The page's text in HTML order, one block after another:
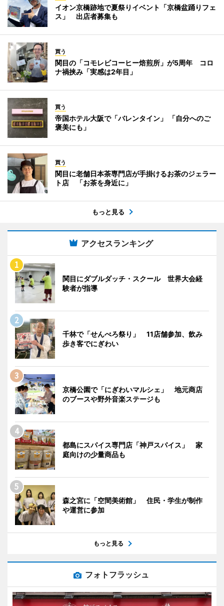
イオン京橋跡地で夏祭りイベント「京橋盆踊りフェ
ス」 出店者募集も
買う
関目の「コモレビコーヒー焙煎所」が5周年 コロ
ナ禍挟み「実感は2年目」
買う
帝国ホテル大阪で「バレンタイン」 「自分へのご
褒美にも」
買う
関目に老舗日本茶専門店が手掛けるお茶のジェラー
ト店 「お茶を身近に」
もっと見る
アクセスランキング
関目にダブルダッチ・スクール 世界大会経
験者が指導
千林で「せんべろ祭り」 11店舗参加、飲み
歩き客でにぎわい
京橋公園で「にぎわいマルシェ」 地元商店
のブースや野外音楽ステージも
都島にスパイス専門店「神戸スパイス」 家
庭向けの少量商品も
森之宮に「空間美術館」 住民・学生が制作
や運営に参加
もっと見る
フォトフラッシュ